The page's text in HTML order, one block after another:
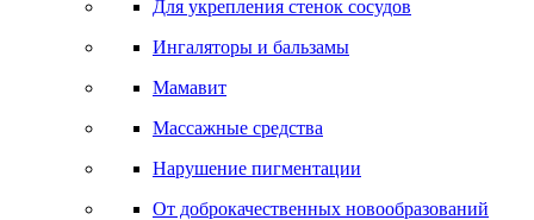
Для укрепления стенок сосудов
Ингаляторы и бальзамы
Мамавит
Массажные средства
Нарушение пигментации
От доброкачественных новообразований